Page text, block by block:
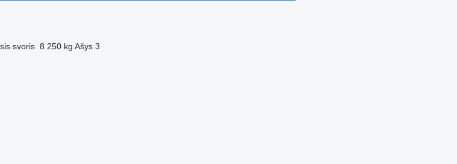
svoris 8 250 kg Ašys 3